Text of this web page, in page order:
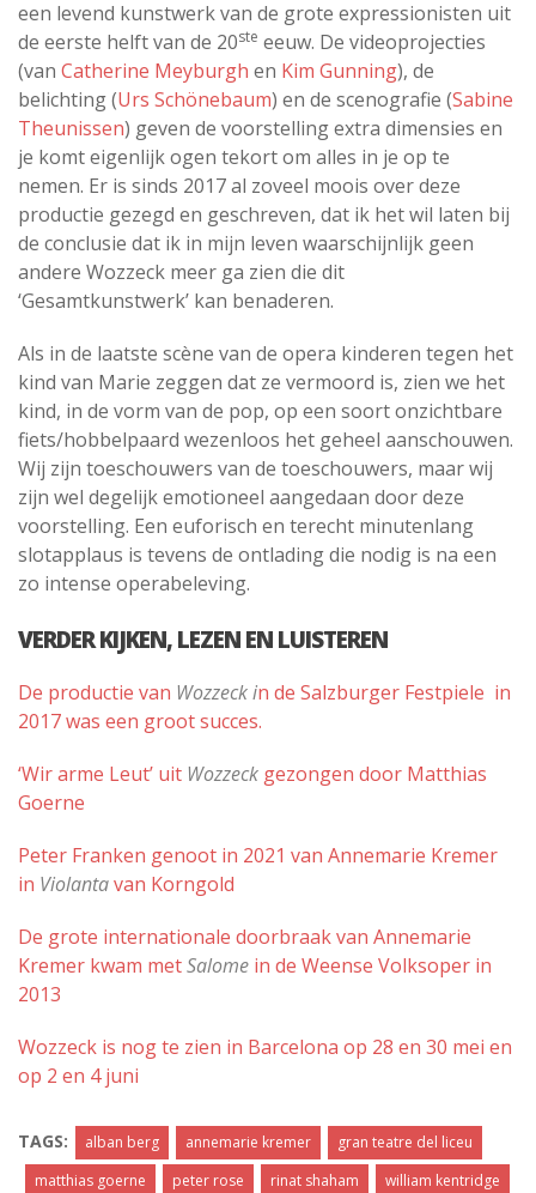
een levend kunstwerk van de grote expressionisten uit
de eerste helft van de 20ste eeuw. De videoprojecties
(van Catherine Meyburgh en Kim Gunning), de
belichting (Urs Schönebaum) en de scenografie (Sabine
Theunissen) geven de voorstelling extra dimensies en
je komt eigenlijk ogen tekort om alles in je op te
nemen. Er is sinds 2017 al zoveel moois over deze
productie gezegd en geschreven, dat ik het wil laten bij
de conclusie dat ik in mijn leven waarschijnlijk geen
andere Wozzeck meer ga zien die dit
‘Gesamtkunstwerk’ kan benaderen.
Als in de laatste scène van de opera kinderen tegen het
kind van Marie zeggen dat ze vermoord is, zien we het
kind, in de vorm van de pop, op een soort onzichtbare
fiets/hobbelpaard wezenloos het geheel aanschouwen.
Wij zijn toeschouwers van de toeschouwers, maar wij
zijn wel degelijk emotioneel aangedaan door deze
voorstelling. Een euforisch en terecht minutenlang
slotapplaus is tevens de ontlading die nodig is na een
zo intense operabeleving.
VERDER KIJKEN, LEZEN EN LUISTEREN
De productie van Wozzeck in de Salzburger Festpiele in
2017 was een groot succes.
‘Wir arme Leut’ uit Wozzeck gezongen door Matthias
Goerne
Peter Franken genoot in 2021 van Annemarie Kremer
in Violantavan Korngold
De grote internationale doorbraak van Annemarie
Kremer kwam metSalome in de Weense Volksoper in
2013
Wozzeck is nog te zien in Barcelona op 28 en 30 mei en
op 2 en 4 juni
TAGS: alban berg annemarie kremer
gran teatre del liceu
matthias goerne
peter rose rinat shaham
william kentridge